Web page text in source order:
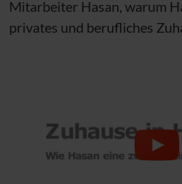
Mitarbeiter Hasan, warum
privates und berufliches